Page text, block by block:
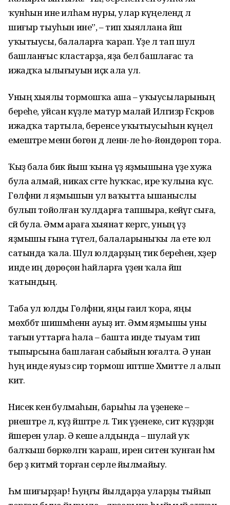
ҡунһын ине илһам нуры, улар күңелендә лә
шиғыр тыуһын ине”, – тип хыяллана йәш
уҡытыусы, балаларға ҡарап. Үҙе лә тап шул
башланғыс кластарҙа, яҙа белә башлағас та
ижадҡа ылығыуын иҫкә ала ул.
Уның хыялы тормошҡа аша – уҡыусыларының
береһе, уйсан күҙле матур малай Илгизәр Ғәскәров
ижадҡа тартыла, беренсе уҡытыусыһын күңел
емештәре менән бөгөн дә әленән-әле һө-йөндөрөп тора.
Ҡыҙ бала бик йыш ҡына үҙ яҙмышына үҙе хужа
була алмай, никах сәғәте һуҡҡас, ире ҡулына күсә.
Гөлфәниә лә яҙмышын ул ваҡытта ышаныслы
булып тойолған ҡулдарға тапшыра, кейәүгә сыға,
әсәй була. Әммә араға хыянат кергәс, уның үҙ
яҙмышы ғына түгел, балаларыныҡы ла ете юл
сатында ҡала. Шул юлдарҙың тик береһен, хәҙер
инде иң дөрөҫөн һайларға үҙенә ҡала йәш
ҡатындың.
Таба ул юлды Гөлфәниә, яңы ғаилә ҡора, яңы
мөхәббәт шишмәһенән ауыҙ итә. Әммә яҙмышы уны
тағын уттарға һала – башта инде тыуам тип
тыпырсына башлаған сабыйын юғалта. Ә унан
һуң инде яуыз сир тормош иптәше Хәмитте лә алып
китә.
Нисек кенә булмаһын, барыһы ла үҙенеке –
әрнештәре лә, күҙ йәштәре лә. Тик үҙенеке, сит күҙҙәрҙән
йәшерен улар. Ә кеше алдында – шулай уҡ
балҡыш бөркөлгән ҡараш, ирен ситенә ҡунған һәм
бер ҙә китмәй торған серле йылмайыу.
Һәм шиғырҙар! Һуңғы йылдарҙа уларҙы тыйып